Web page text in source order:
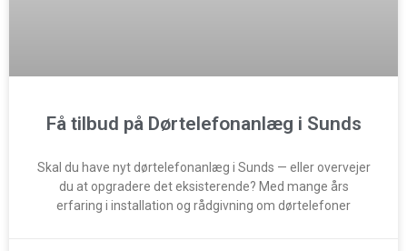
Få tilbud på Dørtelefonanlæg i Sunds
Skal du have nyt dørtelefonanlæg i Sunds — eller overvejer
du at opgradere det eksisterende? Med mange års
erfaring i installation og rådgivning om dørtelefoner